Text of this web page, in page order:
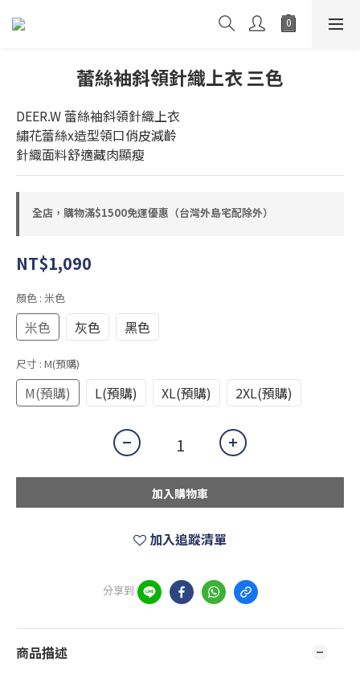
蕾絲袖斜領針織上衣 三色
DEER.W 蕾絲袖斜領針織上衣
繡花蕾絲x造型領口俏皮減齡
針織面料舒適藏肉顯瘦
全店，購物滿$1500免運優惠（台灣外島宅配除外）
NT$1,090
顏色 : 米色
米色 灰色 黑色
尺寸 : M(預購)
M(預購) L(預購) XL(預購) 2XL(預購)
加入購物車
加入追蹤清單
分享到
商品描述